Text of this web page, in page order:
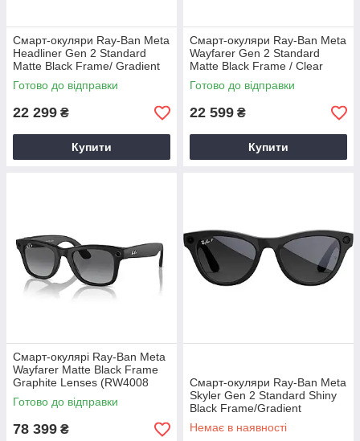
Смарт-окуляри Ray-Ban Meta
Headliner Gen 2 Standard
Matte Black Frame/ Gradient
Graphite Lenses (RW4013
601ST3 50-23)
Готово до відправки
22 299 ₴
Купити
Смарт-окуляри Ray-Ban Meta
Wayfarer Gen 2 Standard
Matte Black Frame / Clear
Lenses (RW4012 601SSB 50-
22)
Готово до відправки
22 599 ₴
Купити
Смарт-окулярі Ray-Ban Meta
Wayfarer Matte Black Frame
Graphite Lenses (RW4008
601ST3 53-22)
Готово до відправки
78 399 ₴
Смарт-окуляри Ray-Ban Meta
Skyler Gen 2 Standard Shiny
Black Frame/Gradient
Graphite Lenses (RW4014
601/T3 52-20)
Немає в наявності